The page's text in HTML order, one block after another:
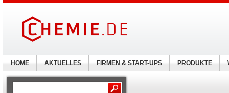
HOME AKTUELLES FIRMEN & START-UPS PRODUKTE